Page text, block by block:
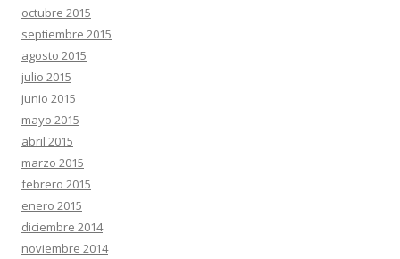
octubre 2015
septiembre 2015
agosto 2015
julio 2015
junio 2015
mayo 2015
abril 2015
marzo 2015
febrero 2015
enero 2015
diciembre 2014
noviembre 2014